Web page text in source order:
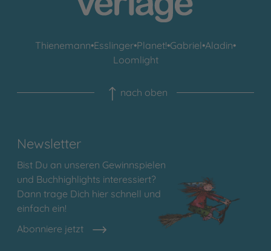
Thienemann•Esslinger•Planet!•Gabriel•Aladin•
Loomlight
nach oben
Newsletter
Bist Du an unseren Gewinnspielen
und Buchhighlights interessiert?
Dann trage Dich hier schnell und
einfach ein!
Abonniere jetzt